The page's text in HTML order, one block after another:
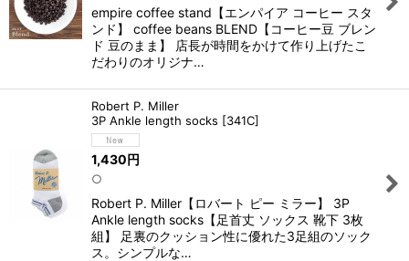
empire coffee stand【エンパイア コーヒー スタ
ンド】 coffee beans BLEND【コーヒー豆 ブレン
ド 豆のまま】 店長が時間をかけて作り上げたこ
だわりのオリジナ…
Robert P. Miller
3P Ankle length socks [341C]
1,430円
○
Robert P. Miller【ロバート ピー ミラー】 3P
Ankle length socks【足首丈 ソックス 靴下 3枚
組】 足裏のクッション性に優れた3足組のソック
ス。シンプルな…